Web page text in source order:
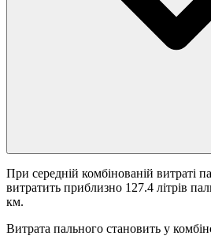
При середній комбінованій витраті
витратить приблизно 127.4 літрів
км.
Витрата пального становить у